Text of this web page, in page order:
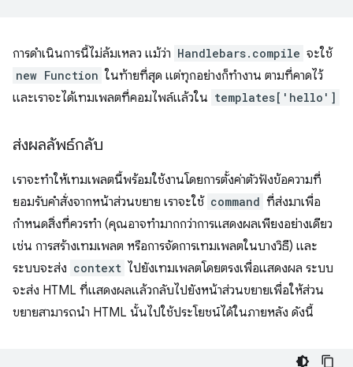
การดำเนินการนี้ไม่ล้มเหลว แม้ว่า Handlebars.compile จะใช้
new Function ในท้ายที่สุด แต่ทุกอย่างก็ทำงาน ตามที่คาดไว้
และเราจะได้เทมเพลตที่คอมไพล์แล้วใน templates['hello']
ส่งผลลัพธ์กลับ
เราจะทำให้เทมเพลตนี้พร้อมใช้งานโดยการตั้งค่าตัวฟังข้อความที่
ยอมรับคำสั่งจากหน้าส่วนขยาย เราจะใช้ command ที่ส่งมาเพื่อ
กำหนดสิ่งที่ควรทำ (คุณอาจทำมากกว่าการแสดงผลเพียงอย่างเดียว
เช่น การสร้างเทมเพลต หรือการจัดการเทมเพลตในบางวิธี) และ
ระบบจะส่ง context ไปยังเทมเพลตโดยตรงเพื่อแสดงผล ระบบ
จะส่ง HTML ที่แสดงผลแล้วกลับไปยังหน้าส่วนขยายเพื่อให้ส่วน
ขยายสามารถนำ HTML นั้นไปใช้ประโยชน์ได้ในภายหลัง ดังนี้